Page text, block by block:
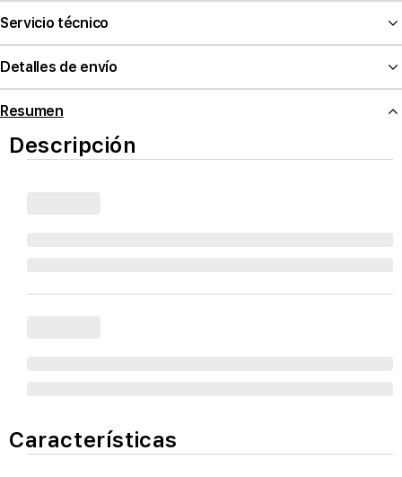
Servicio técnico
Detalles de envío
Resumen
Descripción
Características